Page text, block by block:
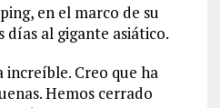
en el marco de su
días al gigante asiático.
increíble. Creo que ha
Hemos cerrado